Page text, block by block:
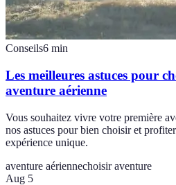
Conseils6 min
Les meilleures astuces pour
aventure aérienne
Vous souhaitez vivre votre première
nos astuces pour bien choisir et
expérience unique.
aventure aériennechoisir aventure
Aug 5